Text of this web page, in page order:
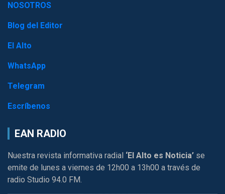
NOSOTROS
Blog del Editor
El Alto
WhatsApp
Telegram
Escríbenos
EAN RADIO
Nuestra revista informativa radial ‘El Alto es Noticia’ se
emite de lunes a viernes de 12h00 a 13h00 a través de
radio Studio 94.0 FM.